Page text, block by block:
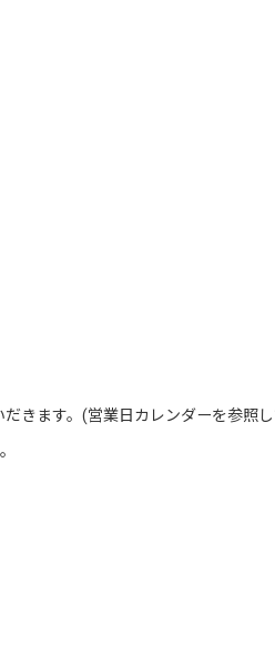
きます。(営業日カレンダーを参照